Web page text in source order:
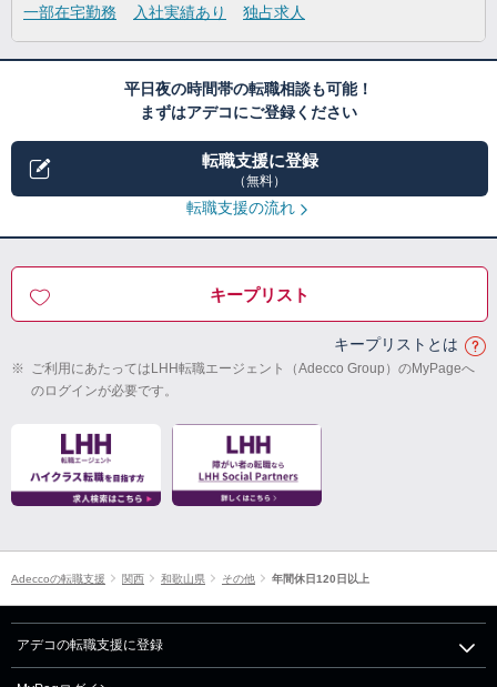
一部在宅勤務
入社実績あり 独占求人
平日夜の時間帯の転職相談も可能！
まずはアデコにご登録ください
転職支援に登録
（無料）
転職支援の流れ
キープリスト
キープリストとは
※ ご利用にあたってはLHH転職エージェント（Adecco Group）のMyPageへ
のログインが必要です。
Adeccoの転職支援 関西 和歌山県 その他 年間休日120日以上
アデコの転職支援に登録